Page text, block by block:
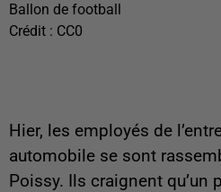
Ballon de football
Crédit : CC0
Hier, les employés de
automobile se sont
Poissy. Ils craignent qu’un